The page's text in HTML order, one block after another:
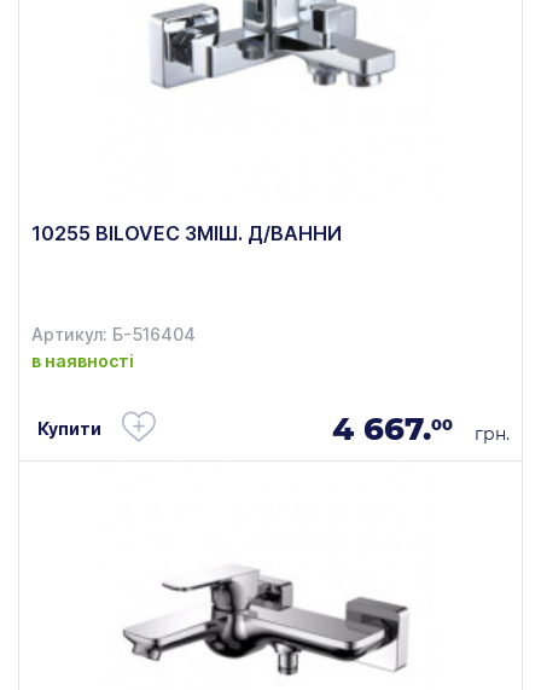
10255 BILOVEC ЗМІШ. Д/ВАННИ
Артикул: Б-516404
в наявності
Купити 4 667.00 грн.